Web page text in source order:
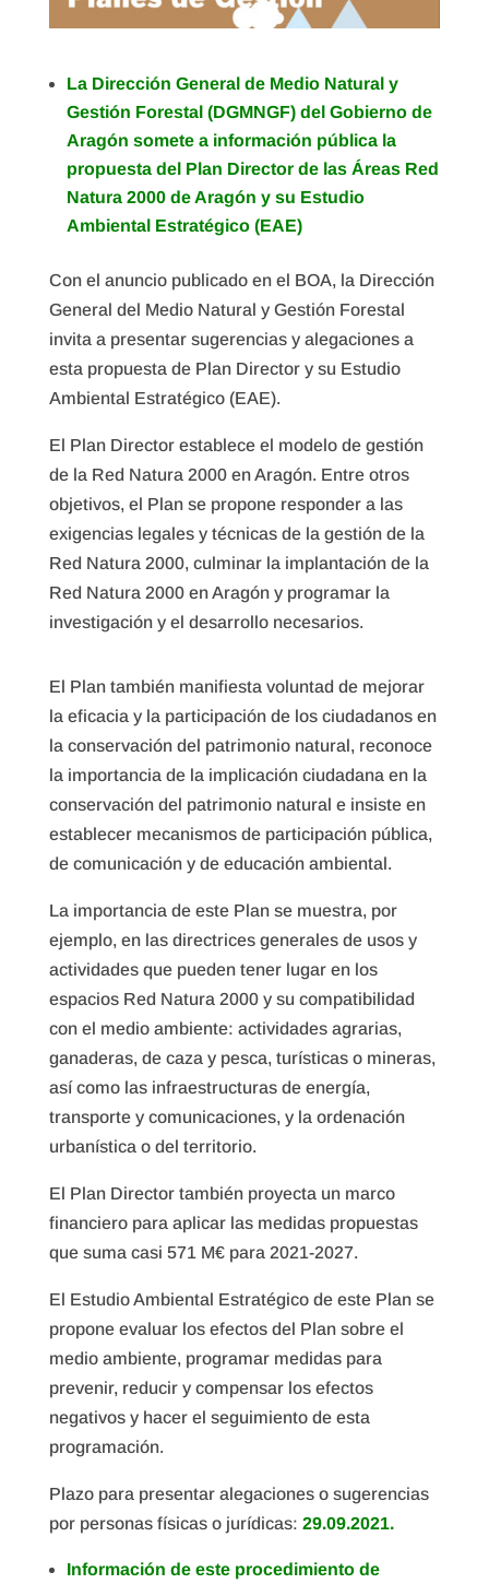
La Dirección General de Medio Natural y
Gestión Forestal (DGMNGF) del Gobierno de
Aragón somete a información pública la
propuesta del Plan Director de las Áreas Red
Natura 2000 de Aragón y su Estudio
Ambiental Estratégico (EAE)
Con el anuncio publicado en el BOA, la Dirección
General del Medio Natural y Gestión Forestal
invita a presentar sugerencias y alegaciones a
esta propuesta de Plan Director y su Estudio
Ambiental Estratégico (EAE).
El Plan Director establece el modelo de gestión
de la Red Natura 2000 en Aragón. Entre otros
objetivos, el Plan se propone responder a las
exigencias legales y técnicas de la gestión de la
Red Natura 2000, culminar la implantación de la
Red Natura 2000 en Aragón y programar la
investigación y el desarrollo necesarios.
El Plan también manifiesta voluntad de mejorar
la eficacia y la participación de los ciudadanos en
la conservación del patrimonio natural, reconoce
la importancia de la implicación ciudadana en la
conservación del patrimonio natural e insiste en
establecer mecanismos de participación pública,
de comunicación y de educación ambiental.
La importancia de este Plan se muestra, por
ejemplo, en las directrices generales de usos y
actividades que pueden tener lugar en los
espacios Red Natura 2000 y su compatibilidad
con el medio ambiente: actividades agrarias,
ganaderas, de caza y pesca, turísticas o mineras,
así como las infraestructuras de energía,
transporte y comunicaciones, y la ordenación
urbanística o del territorio.
El Plan Director también proyecta un marco
financiero para aplicar las medidas propuestas
que suma casi 571 M€ para 2021-2027.
El Estudio Ambiental Estratégico de este Plan se
propone evaluar los efectos del Plan sobre el
medio ambiente, programar medidas para
prevenir, reducir y compensar los efectos
negativos y hacer el seguimiento de esta
programación.
Plazo para presentar alegaciones o sugerencias
por personas físicas o jurídicas: 29.09.2021.
Información de este procedimiento de